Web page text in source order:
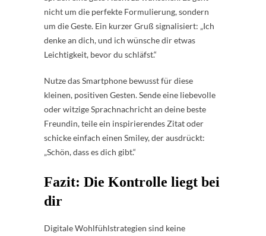
nicht um die perfekte Formulierung, sondern
um die Geste. Ein kurzer Gruß signalisiert: „Ich
denke an dich, und ich wünsche dir etwas
Leichtigkeit, bevor du schläfst.“
Nutze das Smartphone bewusst für diese
kleinen, positiven Gesten. Sende eine liebevolle
oder witzige Sprachnachricht an deine beste
Freundin, teile ein inspirierendes Zitat oder
schicke einfach einen Smiley, der ausdrückt:
„Schön, dass es dich gibt.“
Fazit: Die Kontrolle liegt bei
dir
Digitale Wohlfühlstrategien sind keine